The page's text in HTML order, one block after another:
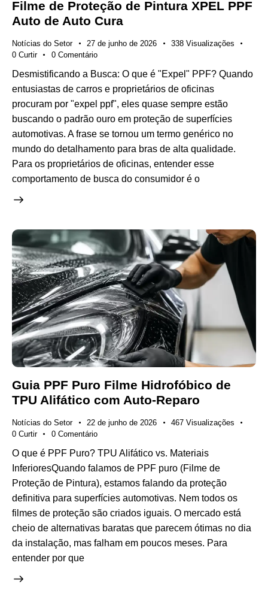
Filme de Proteção de Pintura XPEL PPF
Auto de Auto Cura
Notícias do Setor 27 de junho de 2026 338 Visualizações
0 Curtir 0 Comentário
Desmistificando a Busca: O que é "Expel" PPF? Quando
entusiastas de carros e proprietários de oficinas
procuram por "expel ppf", eles quase sempre estão
buscando o padrão ouro em proteção de superfícies
automotivas. A frase se tornou um termo genérico no
mundo do detalhamento para bras de alta qualidade.
Para os proprietários de oficinas, entender esse
comportamento de busca do consumidor é o
Guia PPF Puro Filme Hidrofóbico de
TPU Alifático com Auto-Reparo
Notícias do Setor 22 de junho de 2026 467 Visualizações
0 Curtir 0 Comentário
O que é PPF Puro? TPU Alifático vs. Materiais
InferioresQuando falamos de PPF puro (Filme de
Proteção de Pintura), estamos falando da proteção
definitiva para superfícies automotivas. Nem todos os
filmes de proteção são criados iguais. O mercado está
cheio de alternativas baratas que parecem ótimas no dia
da instalação, mas falham em poucos meses. Para
entender por que